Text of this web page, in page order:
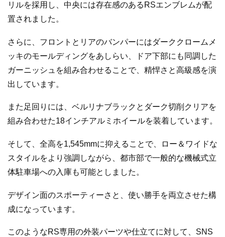
リルを採用し、中央には存在感のあるRSエンブレムが配
置されました。
さらに、フロントとリアのバンパーにはダーククロームメ
ッキのモールディングをあしらい、ドア下部にも同調した
ガーニッシュを組み合わせることで、精悍さと高級感を演
出しています。
また足回りには、ベルリナブラックとダーク切削クリアを
組み合わせた18インチアルミホイールを装着しています。
そして、全高を1,545mmに抑えることで、ロー＆ワイドな
スタイルをより強調しながら、都市部で一般的な機械式立
体駐車場への入庫も可能としました。
デザイン面のスポーティーさと、使い勝手を両立させた構
成になっています。
このようなRS専用の外装パーツや仕立てに対して、SNS